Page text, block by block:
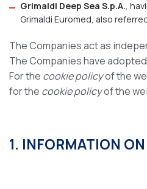
Grimaldi Deep Sea S.p.A.,
Grimaldi Euromed, also
The Companies act as
The Companies have
For the cookie policyof the
for the cookie policyof the
1. INFORMATION